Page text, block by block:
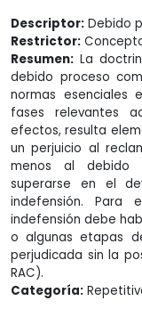
Descriptor: Debido
Restrictor:
Resumen: La
debido proceso
normas esenciales
fases relevantes
efectos, resulta
un perjuicio al
menos al debido
superarse en el
indefensión.
indefensión debe
o algunas etapas
perjudicada sin la
RAC).
Categoría: